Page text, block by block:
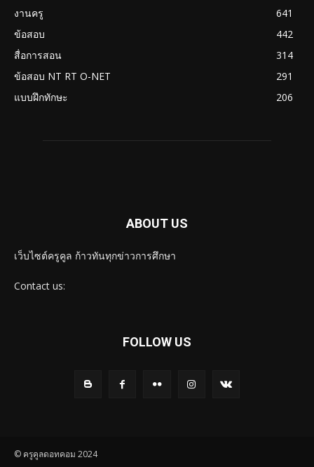
งานครู
641
ข้อสอบ
442
สื่อการสอน
314
ข้อสอบ NT RT O-NET
291
แบบฝึกทักษะ
206
ABOUT US
เว็บไซต์ครูคูล ก้าวทันทุกข่าวการศึกษา
Contact us:
FOLLOW US
© ครูคูลดอทคอม 2024